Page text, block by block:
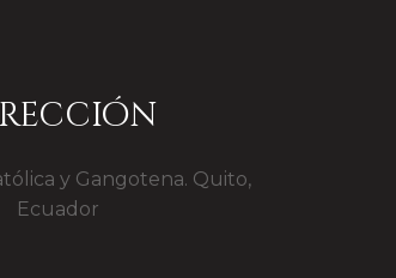
y Gangotena. Quito,
Ecuador